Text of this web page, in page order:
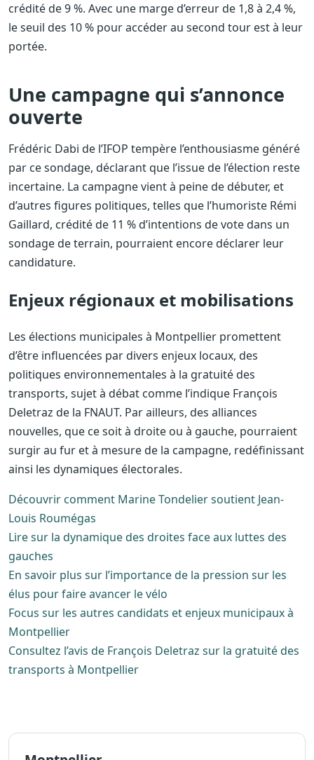
crédité de 9 %. Avec une marge d’erreur de 1,8 à 2,4 %,
le seuil des 10 % pour accéder au second tour est à leur
portée.
Une campagne qui s’annonce
ouverte
Frédéric Dabi de l’IFOP tempère l’enthousiasme généré
par ce sondage, déclarant que l’issue de l’élection reste
incertaine. La campagne vient à peine de débuter, et
d’autres figures politiques, telles que l’humoriste Rémi
Gaillard, crédité de 11 % d’intentions de vote dans un
sondage de terrain, pourraient encore déclarer leur
candidature.
Enjeux régionaux et mobilisations
Les élections municipales à Montpellier promettent
d’être influencées par divers enjeux locaux, des
politiques environnementales à la gratuité des
transports, sujet à débat comme l’indique François
Deletraz de la FNAUT. Par ailleurs, des alliances
nouvelles, que ce soit à droite ou à gauche, pourraient
surgir au fur et à mesure de la campagne, redéfinissant
ainsi les dynamiques électorales.
Découvrir comment Marine Tondelier soutient Jean-
Louis Roumégas
Lire sur la dynamique des droites face aux luttes des
gauches
En savoir plus sur l’importance de la pression sur les
élus pour faire avancer le vélo
Focus sur les autres candidats et enjeux municipaux à
Montpellier
Consultez l’avis de François Deletraz sur la gratuité des
transports à Montpellier